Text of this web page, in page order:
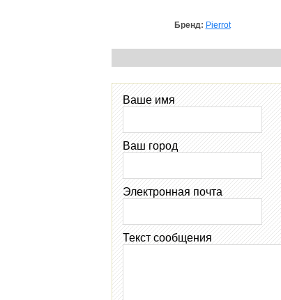
Бренд: Pierrot
Ваше имя
Ваш город
Электронная почта
Текст сообщения